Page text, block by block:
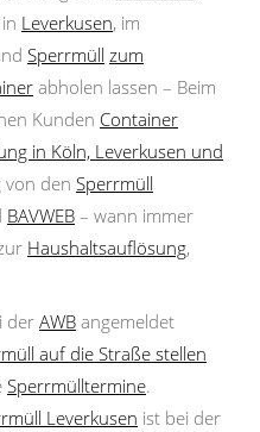
Leverkusen, im
Sperrmüll zum
abholen lassen – Beim
Kunden Container
in Köln, Leverkusen und
von den Sperrmüll
BAVWEB – wann immer
Haushaltsauflösung,
der AWB angemeldet
auf die Straße stellen
Sperrmülltermine.
Leverkusen ist bei der